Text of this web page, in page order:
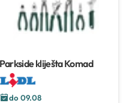
Parkside kliještaKomad
do 09.08